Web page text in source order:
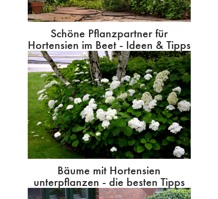
Schöne Pflanzpartner für
Hortensien im Beet - Ideen & Tipps
Bäume mit Hortensien
unterpflanzen - die besten Tipps